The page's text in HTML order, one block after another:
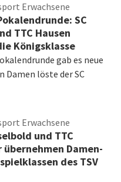
Erwachsene
SC
TTC Hausen
Königsklasse
gab es neue
Damen löste der SC
Erwachsene
und TTC
Damen-
des TSV